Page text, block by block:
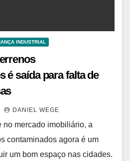
INDUSTRIAL
é saída para falta de
DANIEL WEGE
no mercado imobiliário, a
contaminados agora é um
um bom espaço nas cidades.